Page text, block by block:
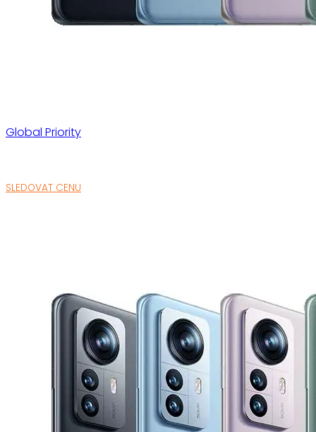
Global Priority
SLEDOVAT CENU